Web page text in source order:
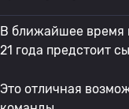
В ближайшее время
21 года предстоит
Это отличная